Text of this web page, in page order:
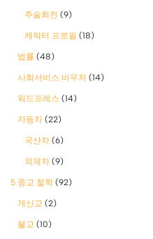
주술회전 (9)
캐릭터 프로필 (18)
법률 (48)
사회서비스 바우처 (14)
워드프레스 (14)
자동차 (22)
국산차 (6)
외제차 (9)
5 종교 철학 (92)
개신교 (2)
불교 (10)